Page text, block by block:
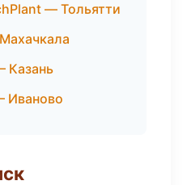
— Тольятти
Казань
Иваново